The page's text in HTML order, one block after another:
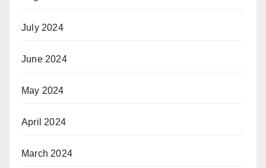
July 2024
June 2024
May 2024
April 2024
March 2024